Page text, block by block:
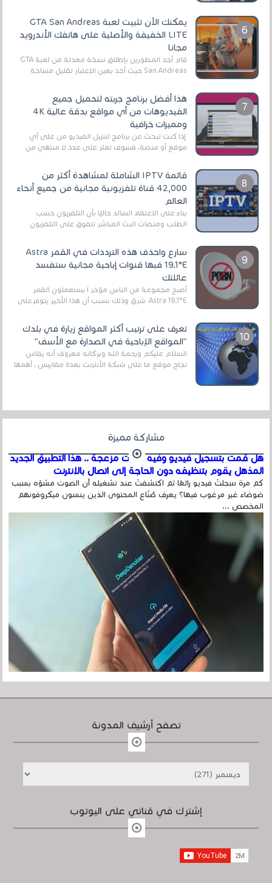
يمكنك الآن تثبيت لعبة GTA San Andreas
LITE الخفيفة والأصلية على هاتفك الأندرويد
مجانا
قام أحد المطورين بإطلاق نسخة معدلة من لعبة GTA
San Andreas حيث أخد بعين الإعتبار تقليل مساحة
هذا أفضل برنامج جربته لتحميل جميع
الفيديوهات من أي مواقع بدقة عالية 4K
ومميزات خرافية
إذا كنت تبحث عن برنامج لتنزيل الفيديو من على أي
موقع أو منصة، فسوف تعثر على عدد لا منتهي من
قائمة IPTV الشاملة لمشاهدة أكثر من
42,000 قناة تلفزيونية مجانية من جميع أنحاء
العالم
بناءً على الاعتقاد السائد حاليًا بأن التلفزيون حسب
الطلب ومنصات البث المباشر تتفوق على التلفزيون
الرقمي الأرضي التقليدي، يُعدّ IPTV-org خيار...
سارع واحذف هذه الترددات في القمر Astra
19.1°E فبها قنوات إباحية مجانية ستفسد
عائلتك
أصبح مجموعة من الناس مؤخر ا يستعملون القمر
Astra 19.1°E شرق وذلك بسبب أن هذا الأخير يتوفرعلى
تعرف على ترتيب أكثر المواقع زيارة في بلدك
"المواقع الإباحية في الصدارة مع الأسف"
السلام عليكم ورحمة الله وبركاته معروف أنه يقاس
نجاح موقع ما على شبكة الأنترنت بعدة مقاييس ، أهمها
مشاركة مميزة
هل قمت بتسجيل فيديو وفيه أصوت مزعجة .. هذا التطبيق الجديد
المذهل يقوم بتنظيفه دون الحاجة إلى اتصال بالإنترنت
كم مرة سجلتَ فيديو رائعًا ثم اكتشفتَ عند تشغيله أن الصوت مشوّه بسبب
ضوضاء غير مرغوب فيها؟ يعرف صُنّاع المحتوى الذين ينسون ميكروفونهم
المخصص ...
تصفح أرشيف المدونة
إشترك في قناتي على اليوتوب